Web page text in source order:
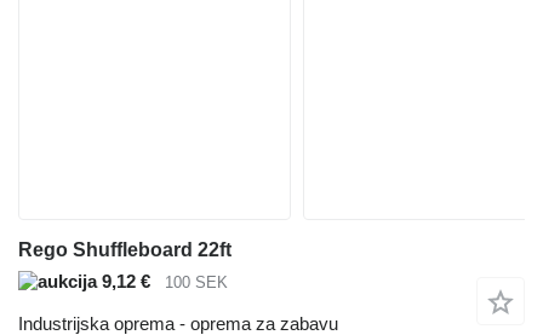
Rego Shuffleboard 22ft
9,12 €
100 SEK
Industrijska oprema - oprema za zabavu